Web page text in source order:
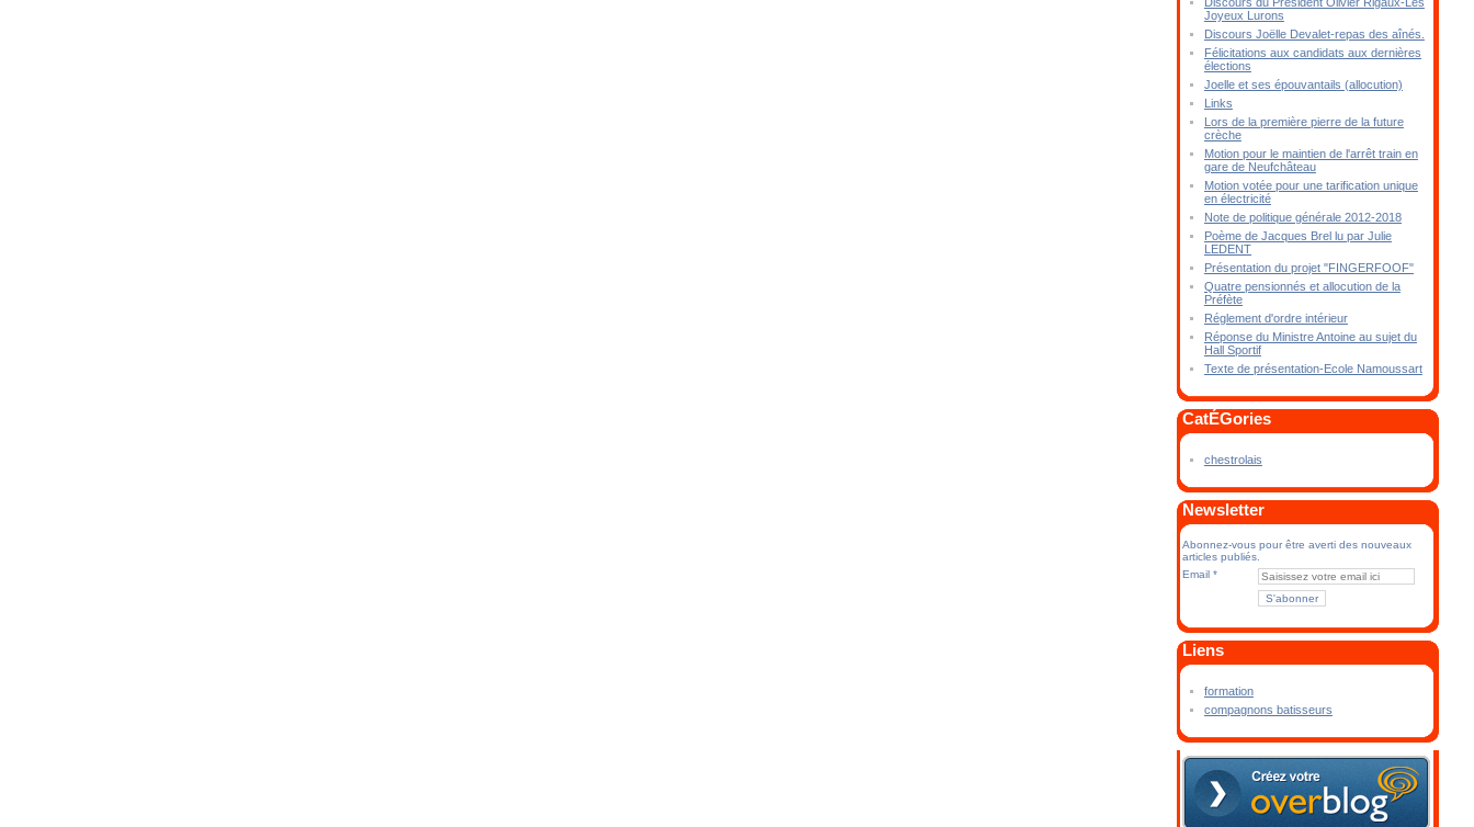
Joyeux Lurons
Discours Joëlle Devalet-repas des aînés.
Félicitations aux candidats aux dernières
élections
Joelle et ses épouvantails (allocution)
Links
Lors de la première pierre de la future
crèche
Motion pour le maintien de l'arrêt train en
gare de Neufchâteau
Motion votée pour une tarification unique
en électricité
Note de politique générale 2012-2018
Poème de Jacques Brel lu par Julie
LEDENT
Présentation du projet "FINGERFOOF"
Quatre pensionnés et allocution de la
Préfète
Réglement d'ordre intérieur
Réponse du Ministre Antoine au sujet du
Hall Sportif
Texte de présentation-Ecole Namoussart
CatÉGories
chestrolais
Newsletter
Abonnez-vous pour être averti des nouveaux
articles publiés.
Email
Liens
formation
compagnons batisseurs